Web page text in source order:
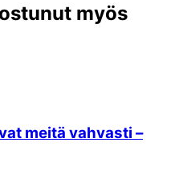
myös
meitä vahvasti –